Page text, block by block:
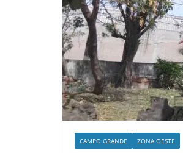
CAMPO GRANDE ZONA OESTE